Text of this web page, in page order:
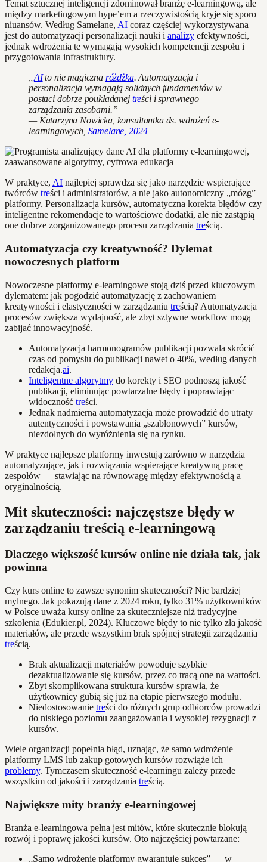
Temat sztucznej inteligencji zdominował branżę e-learningową, ale
między marketingowym hype’em a rzeczywistością kryje się sporo
niuansów. Według Samelane, AI coraz częściej wykorzystywana
jest do automatyzacji personalizacji nauki i analizy efektywności,
jednak wdrożenia te wymagają wysokich kompetencji zespołu i
przygotowania infrastruktury.
AIto nie magiczna różdżka. Automatyzacja i
personalizacja wymagają solidnych fundamentów w
postaci dobrze poukładanej treści i sprawnego
zarządzania zasobami.”
— Katarzyna Nowicka, konsultantka ds. wdrożeń e-
learningowych, Samelane, 2024
W praktyce, AI najlepiej sprawdza się jako narzędzie wspierające
twórców treści i administratorów, a nie jako autonomiczny „mózg”
platformy. Personalizacja kursów, automatyczna korekta błędów czy
inteligentne rekomendacje to wartościowe dodatki, ale nie zastąpią
one dobrze zorganizowanego procesu zarządzania treścią.
Automatyzacja czy kreatywność? Dylemat
nowoczesnych platform
Nowoczesne platformy e-learningowe stoją dziś przed kluczowym
dylematem: jak pogodzić automatyzację z zachowaniem
kreatywności i elastyczności w zarządzaniu treścią? Automatyzacja
procesów zwiększa wydajność, ale zbyt sztywne workflow mogą
zabijać innowacyjność.
Automatyzacja harmonogramów publikacji pozwala skrócić
czas od pomysłu do publikacji nawet o 40%, według danych
redakcja.ai.
Inteligentne algorytmy do korekty i SEO podnoszą jakość
publikacji, eliminując powtarzalne błędy i poprawiając
widoczność treści.
Jednak nadmierna automatyzacja może prowadzić do utraty
autentyczności i powstawania „szablonowych” kursów,
niezdolnych do wyróżnienia się na rynku.
W praktyce najlepsze platformy inwestują zarówno w narzędzia
automatyzujące, jak i rozwiązania wspierające kreatywną pracę
zespołów — stawiając na równowagę między efektywnością a
oryginalnością.
Mit skuteczności: najczęstsze błędy w
zarządzaniu treścią e-learningową
Dlaczego większość kursów online nie działa tak, jak
powinna
Czy kurs online to zawsze synonim skuteczności? Nic bardziej
mylnego. Jak pokazują dane z 2024 roku, tylko 31% użytkowników
w Polsce uważa kursy online za skuteczniejsze niż tradycyjne
szkolenia (Edukier.pl, 2024). Kluczowe błędy to nie tylko zła jakość
materiałów, ale przede wszystkim brak spójnej strategii zarządzania
treścią.
Brak aktualizacji materiałów powoduje szybkie
dezaktualizowanie się kursów, przez co tracą one na wartości.
Zbyt skomplikowana struktura kursów sprawia, że
użytkownicy gubią się już na etapie pierwszego modułu.
Niedostosowanie treści do różnych grup odbiorców prowadzi
do niskiego poziomu zaangażowania i wysokiej rezygnacji z
kursów.
Wiele organizacji popełnia błąd, uznając, że samo wdrożenie
platformy LMS lub zakup gotowych kursów rozwiąże ich
problemy. Tymczasem skuteczność e-learningu zależy przede
wszystkim od jakości i zarządzania treścią.
Największe mity branży e-learningowej
Branża e-learningowa pełna jest mitów, które skutecznie blokują
rozwój i poprawę jakości kursów. Oto najczęściej powtarzane:
„Samo wdrożenie platformy gwarantuje sukces” — w